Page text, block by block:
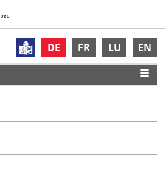
DE FR LU EN